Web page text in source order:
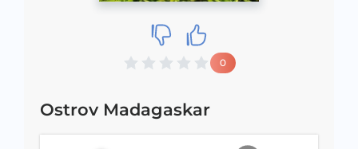
0
Ostrov Madagaskar